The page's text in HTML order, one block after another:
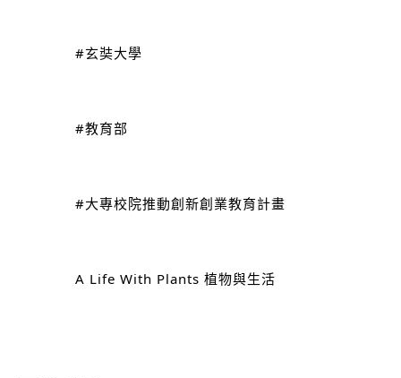
#玄奘大學
#教育部
#大專校院推動創新創業教育計畫
A Life With Plants 植物與生活